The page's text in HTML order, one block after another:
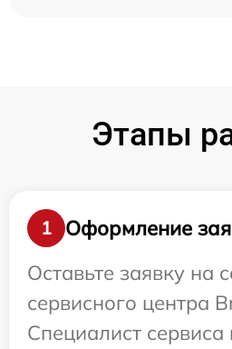
Этапы
1
Оформление
Оставьте заявку на
сервисного центра
Специалист сервиса